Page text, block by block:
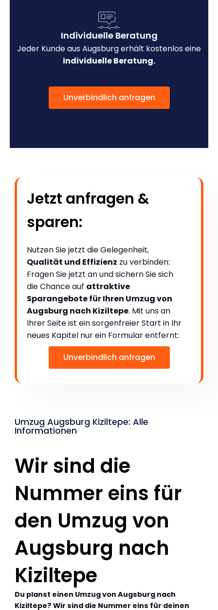
Individuelle Beratung
Jeder Kunde aus Augsburg erhält kostenlos eine
individuelle Beratung.
Unverbindlich anfragen
Jetzt anfragen &
sparen:
Nutzen Sie jetzt die Gelegenheit,
Qualität und Effizienz zu verbinden:
Fragen Sie jetzt an und sichern Sie sich
die Chance auf attraktive
Sparangebote für Ihren Umzug von
Augsburg nach Kiziltepe. Mit uns an
Ihrer Seite ist ein sorgenfreier Start in Ihr
neues Kapitel nur ein Formular entfernt:
Unverbindlich anfragen
Umzug Augsburg Kiziltepe: Alle
Informationen
Wir sind die
Nummer eins für
den Umzug von
Augsburg nach
Kiziltepe
Du planst einen Umzug von Augsburg nach
Kiziltepe? Wir sind die Nummer eins für deinen